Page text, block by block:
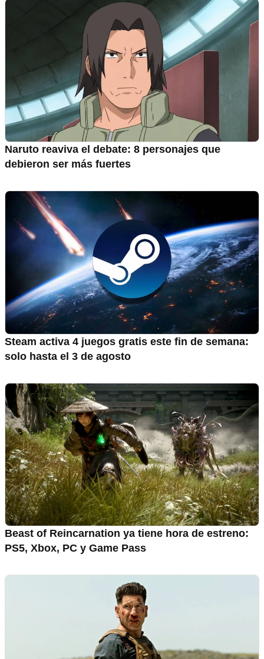
Naruto reaviva el debate: 8 personajes que
debieron ser más fuertes
Steam activa 4 juegos gratis este fin de semana:
solo hasta el 3 de agosto
Beast of Reincarnation ya tiene hora de estreno:
PS5, Xbox, PC y Game Pass